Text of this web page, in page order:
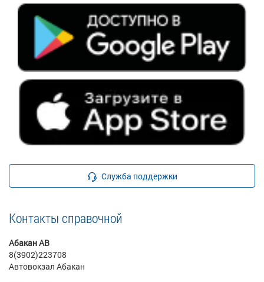
Служба поддержки
Контакты справочной
Абакан АВ
8(3902)223708
Автовокзал Абакан